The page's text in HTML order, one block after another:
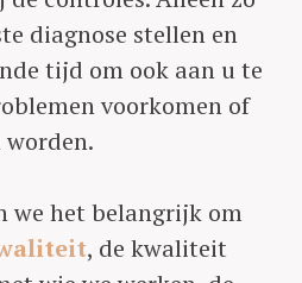
diagnose stellen en
tijd om ook aan u te
voorkomen of
we het belangrijk om
, de kwaliteit